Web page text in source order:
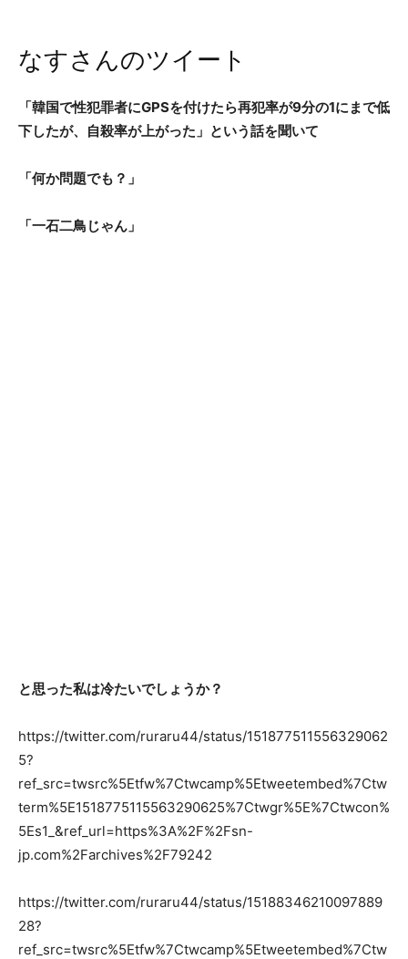
なすさんのツイート
「韓国で性犯罪者にGPSを付けたら再犯率が9分の1にまで低
下したが、自殺率が上がった」という話を聞いて
「何か問題でも？」
「一石二鳥じゃん」
と思った私は冷たいでしょうか？
https://twitter.com/ruraru44/status/151877511556329062
5?
ref_src=twsrc%5Etfw%7Ctwcamp%5Etweetembed%7Ctw
term%5E1518775115563290625%7Ctwgr%5E%7Ctwcon%
5Es1_&ref_url=https%3A%2F%2Fsn-
jp.com%2Farchives%2F79242
https://twitter.com/ruraru44/status/15188346210097889
28?
ref_src=twsrc%5Etfw%7Ctwcamp%5Etweetembed%7Ctw